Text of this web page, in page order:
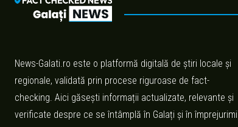
News-Galati.ro este o platformă digitală de știri locale și
regionale, validată prin procese riguroase de fact-
checking. Aici găsești informații actualizate, relevante și
verificate despre ce se întâmplă în Galați și în împrejurimi